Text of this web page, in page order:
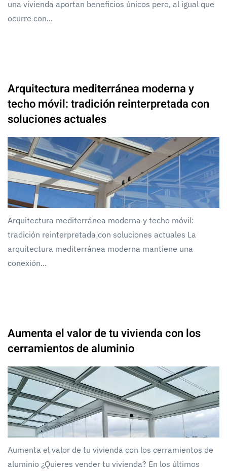
una vivienda aportan beneficios únicos pero, al igual que
ocurre con...
Arquitectura mediterránea moderna y
techo móvil: tradición reinterpretada con
soluciones actuales
Arquitectura mediterránea moderna y techo móvil:
tradición reinterpretada con soluciones actuales La
arquitectura mediterránea moderna mantiene una
conexión...
Aumenta el valor de tu vivienda con los
cerramientos de aluminio
Aumenta el valor de tu vivienda con los cerramientos de
aluminio ¿Quieres vender tu vivienda? En los últimos